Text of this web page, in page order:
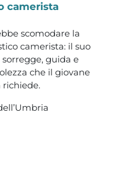
camerista
scomodare la
camerista: il suo
guida e
che il giovane
richiede.